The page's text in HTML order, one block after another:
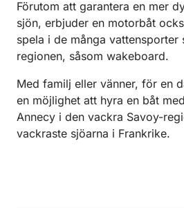
Förutom att garantera en mer
sjön, erbjuder en motorbåt
spela i de många vattensporter
regionen, såsom wakeboard.
Med familj eller vänner, för en
en möjlighet att hyra en båt
Annecy i den vackra Savoy-
vackraste sjöarna i Frankrike.